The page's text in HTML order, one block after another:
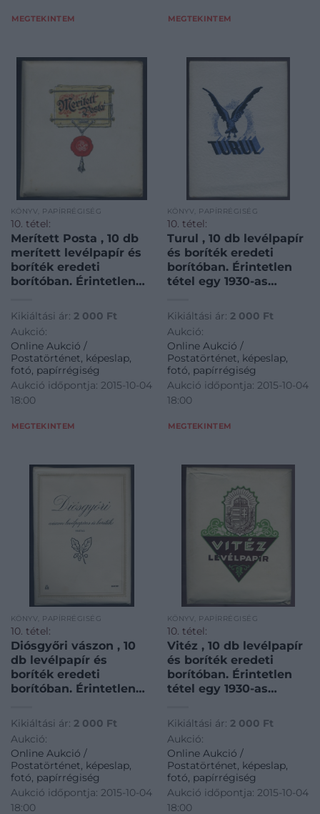
MEGTEKINTEM MEGTEKINTEM
KÖNYV, PAPÍRRÉGISÉG
10. tétel:
Merített Posta , 10 db
merített levélpapír és
boríték eredeti
borítóban. Érintetlen
évekbeli
készletéből ! / Post 10
pieces of letter paper
in original package,
untouched item from a
30s paper store!’
Kikiáltási ár: 2 000 Ft
Aukció:
Online Aukció /
Postatörténet, képeslap,
fotó, papírrégiség
Aukció időpontja: 2015-10-04
18:00
MEGTEKINTEM
KÖNYV, PAPÍRRÉGISÉG
10. tétel:
Turul , 10 db levélpapír
és boríték eredeti
borítóban. Érintetlen
tétel egy 1930-as
papírkereskedés
pieces of letter paper
in original package,
untouched item from a
30s paper store!’
Kikiáltási ár: 2 000 Ft
Aukció:
Online Aukció /
Postatörténet, képeslap,
fotó, papírrégiség
Aukció időpontja: 2015-10-04
18:00
MEGTEKINTEM
KÖNYV, PAPÍRRÉGISÉG
10. tétel:
Diósgyőri vászon , 10
db levélpapír és
boríték eredeti
borítóban. Érintetlen
évekbeli
papírkereskedés
készletéből ! / Diósgyőr
linen 10 pieces of letter
paper in original
package, untouched
item from a 30s paper
Kikiáltási ár: 2 000 Ft
Aukció:
Online Aukció /
Postatörténet, képeslap,
fotó, papírrégiség
Aukció időpontja: 2015-10-04
18:00
KÖNYV, PAPÍRRÉGISÉG
10. tétel:
Vitéz , 10 db levélpapír
és boríték eredeti
borítóban. Érintetlen
tétel egy 1930-as
papírkereskedés
készletéből ! / Vitéz 10
pieces of letter paper
in original package,
untouched item from a
30s paper store!’
Kikiáltási ár: 2 000 Ft
Aukció:
Online Aukció /
Postatörténet, képeslap,
fotó, papírrégiség
Aukció időpontja: 2015-10-04
18:00